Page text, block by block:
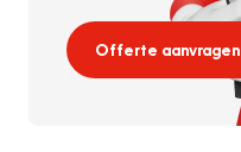
Offerte aanvragen